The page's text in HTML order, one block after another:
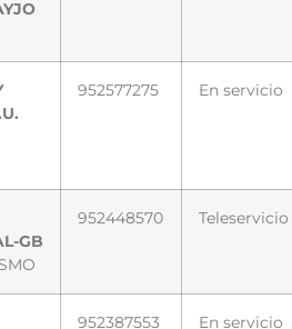
952577275 En servicio
GB
952448570 Teleservicio
952387553 En servicio